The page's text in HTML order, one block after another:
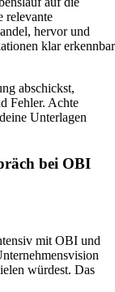
relevante
hervor und
klar erkennbar
abschickst,
Fehler. Achte
Unterlagen
bei OBI
mit OBI und
würdest. Das